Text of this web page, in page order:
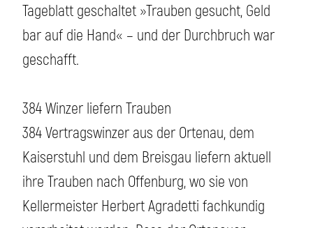
Tageblatt geschaltet »Trauben gesucht, Geld
bar auf die Hand« – und der Durchbruch war
geschafft.
384 Winzer liefern Trauben
384 Vertragswinzer aus der Ortenau, dem
Kaiserstuhl und dem Breisgau liefern aktuell
ihre Trauben nach Offenburg, wo sie von
Kellermeister Herbert Agradetti fachkundig